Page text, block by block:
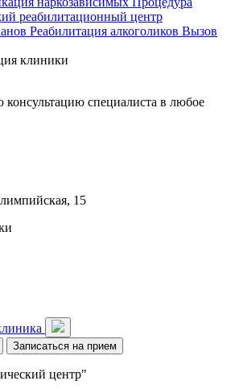
реабилитационный центр
Реабилитация алкоголиков Вызов
клиники
консультацию специалиста в любое
15
Записаться на прием
центр"